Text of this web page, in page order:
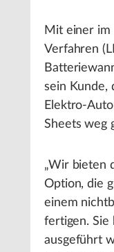
Mit einer im
Verfahren
sein Kunde,
Elektro-
Sheets weg
„Wir bieten
Option, die
einem
fertigen. Sie
ausgeführt